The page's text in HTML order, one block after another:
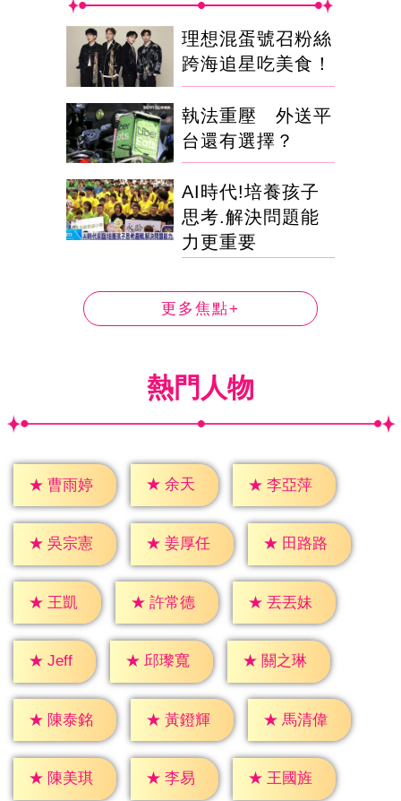
理想混蛋號召粉絲
跨海追星吃美食！
執法重壓 外送平
台還有選擇？
AI時代!培養孩子
思考.解決問題能
力更重要
更多焦點+
熱門人物
★ 曹雨婷 ★ 余天 ★ 李亞萍
★ 吳宗憲 ★ 姜厚任 ★ 田路路
★ 王凱 ★ 許常德 ★ 丟丟妹
★ Jeff ★ 邱瓈寬 ★ 關之琳
★ 陳泰銘 ★ 黃鐙輝 ★ 馬清偉
★ 陳美琪 ★ 李易 ★ 王國旌